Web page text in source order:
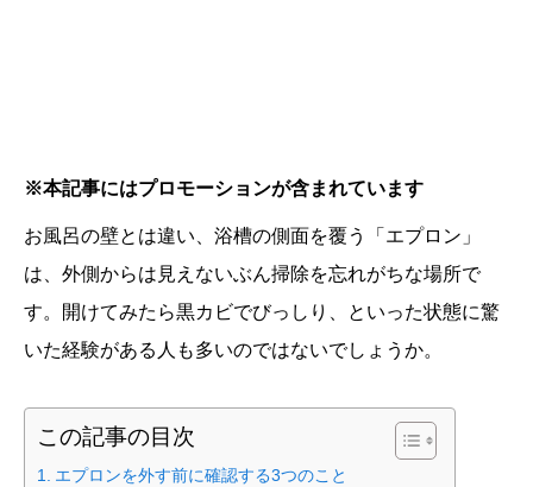
※本記事にはプロモーションが含まれています
お風呂の壁とは違い、浴槽の側面を覆う「エプロン」
は、外側からは見えないぶん掃除を忘れがちな場所で
す。開けてみたら黒カビでびっしり、といった状態に驚
いた経験がある人も多いのではないでしょうか。
この記事の目次
エプロンを外す前に確認する3つのこと